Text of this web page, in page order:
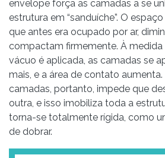
envelope força as camadas a se
estrutura em “sanduíche”. O
que antes era ocupado por ar,
compactam firmemente. À medida
vácuo é aplicada, as camadas se
mais, e a área de contato
camadas, portanto, impede que
outra, e isso imobiliza toda a
torna-se totalmente rígida, como
de dobrar.